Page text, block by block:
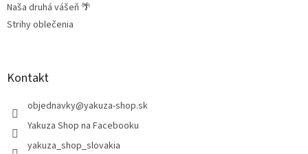
Naša druhá vášeň 🌴
Strihy oblečenia
Kontakt
objednavky@yakuza-shop.sk
Yakuza Shop na Facebooku
yakuza_shop_slovakia